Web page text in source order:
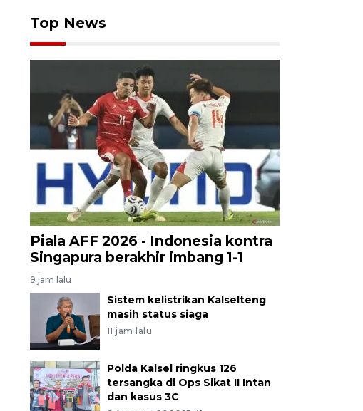
Top News
Piala AFF 2026 - Indonesia kontra
Singapura berakhir imbang 1-1
9 jam lalu
Sistem kelistrikan Kalselteng
masih status siaga
11 jam lalu
Polda Kalsel ringkus 126
tersangka di Ops Sikat II Intan
dan kasus 3C